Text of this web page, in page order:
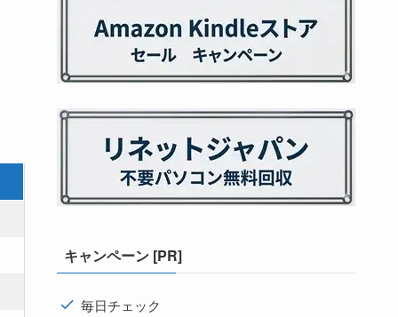
キャンペーン [PR]
毎日チェック